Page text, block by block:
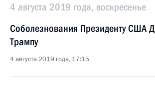
4 августа 2019 года, воскресенье
Соболезнования Президенту США
Трампу
4 августа 2019 года, 17:15